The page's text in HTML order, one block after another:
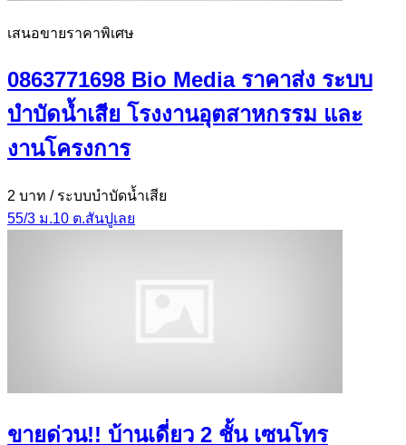
เสนอขายราคาพิเศษ
0863771698 Bio Media ราคาส่ง ระบบ
บำบัดน้ำเสีย โรงงานอุตสาหกรรม และ
งานโครงการ
2 บาท / ระบบบำบัดน้ำเสีย
55/3 ม.10 ต.สันปูเลย
ขายด่วน!! บ้านเดี่ยว 2 ชั้น เซนโทร